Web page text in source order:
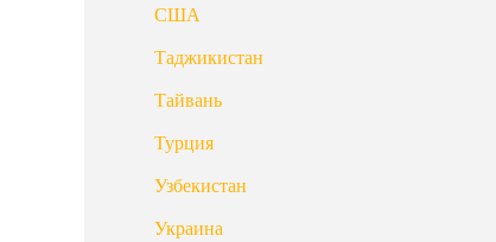
США
Таджикистан
Тайвань
Турция
Узбекистан
Украина